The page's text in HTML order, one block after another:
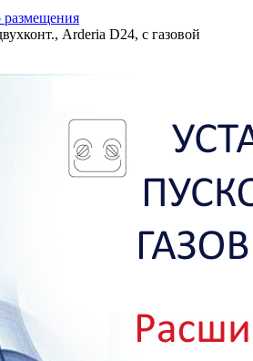
Arderia D24, с газовой